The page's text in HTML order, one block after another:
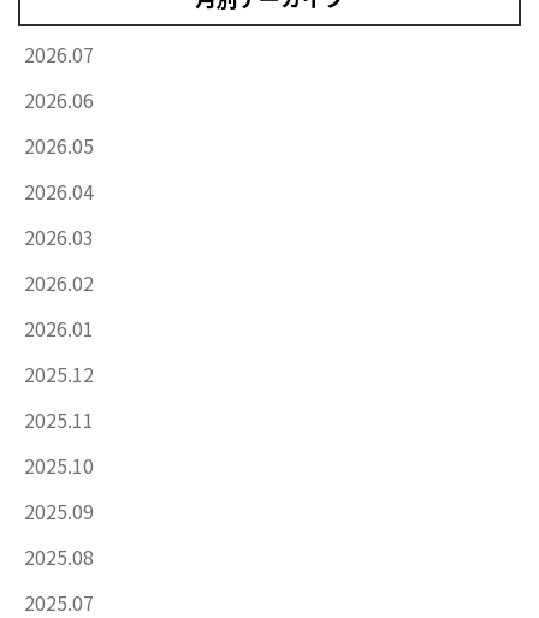
2026.07
2026.06
2026.05
2026.04
2026.03
2026.02
2026.01
2025.12
2025.11
2025.10
2025.09
2025.08
2025.07